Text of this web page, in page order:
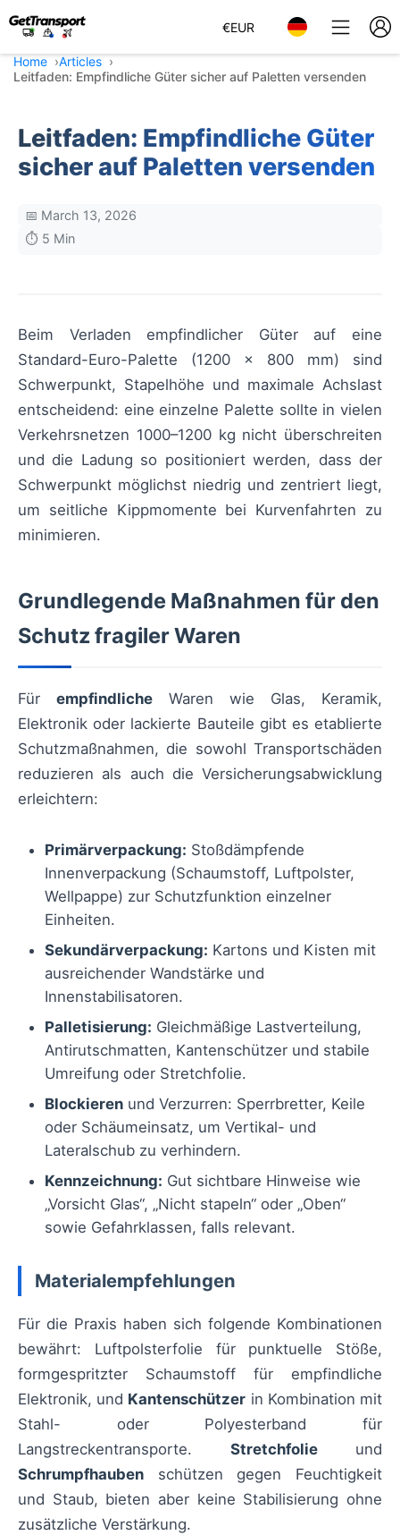
€EUR
Home
Articles
Leitfaden: Empfindliche Güter sicher auf Paletten versenden
Leitfaden: Empfindliche Güter
sicher auf Paletten versenden
📅 March 13, 2026
⏱️ 5 Min
Beim Verladen empfindlicher Güter auf eine
Standard-Euro-Palette (1200 × 800 mm) sind
Schwerpunkt, Stapelhöhe und maximale Achslast
entscheidend: eine einzelne Palette sollte in vielen
Verkehrsnetzen 1000–1200 kg nicht überschreiten
und die Ladung so positioniert werden, dass der
Schwerpunkt möglichst niedrig und zentriert liegt,
um seitliche Kippmomente bei Kurvenfahrten zu
minimieren.
Grundlegende Maßnahmen für den
Schutz fragiler Waren
Für empfindliche Waren wie Glas, Keramik,
Elektronik oder lackierte Bauteile gibt es etablierte
Schutzmaßnahmen, die sowohl Transportschäden
reduzieren als auch die Versicherungsabwicklung
erleichtern:
Primärverpackung: Stoßdämpfende
Innenverpackung (Schaumstoff, Luftpolster,
Wellpappe) zur Schutzfunktion einzelner
Einheiten.
Sekundärverpackung: Kartons und Kisten mit
ausreichender Wandstärke und
Innenstabilisatoren.
Palletisierung: Gleichmäßige Lastverteilung,
Antirutschmatten, Kantenschützer und stabile
Umreifung oder Stretchfolie.
Blockieren und Verzurren: Sperrbretter, Keile
oder Schäumeinsatz, um Vertikal- und
Lateralschub zu verhindern.
Kennzeichnung: Gut sichtbare Hinweise wie
„Vorsicht Glas“, „Nicht stapeln“ oder „Oben“
sowie Gefahrklassen, falls relevant.
Materialempfehlungen
Für die Praxis haben sich folgende Kombinationen
bewährt: Luftpolsterfolie für punktuelle Stöße,
formgespritzter Schaumstoff für empfindliche
Elektronik, und Kantenschützer in Kombination mit
Stahl- oder Polyesterband für
Langstreckentransporte. Stretchfolieund
Schrumpfhauben schützen gegen Feuchtigkeit
und Staub, bieten aber keine Stabilisierung ohne
zusätzliche Verstärkung.